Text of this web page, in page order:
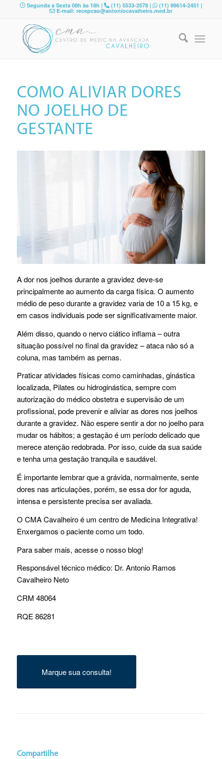
Segunda a Sexta 08h às 18h | (11) 5533-2578 | (11) 99614-2451 |
E-mail: recepcao@antoniocavalheiro.med.br
COMO ALIVIAR DORES
NO JOELHO DE
GESTANTE
A dor nos joelhos durante a gravidez deve-se
principalmente ao aumento da carga física. O aumento
médio de peso durante a gravidez varia de 10 a 15 kg, e
em casos individuais pode ser significativamente maior.
Além disso, quando o nervo ciático inflama – outra
situação possível no final da gravidez – ataca não só a
coluna, mas também as pernas.
Praticar atividades físicas como caminhadas, ginástica
localizada, Pilates ou hidroginástica, sempre com
autorização do médico obstetra e supervisão de um
profissional, pode prevenir e aliviar as dores nos joelhos
durante a gravidez. Não espere sentir a dor no joelho para
mudar os hábitos; a gestação é um período delicado que
merece atenção redobrada. Por isso, cuide da sua saúde
e tenha uma gestação tranquila e saudável.
É importante lembrar que a grávida, normalmente, sente
dores nas articulações, porém, se essa dor for aguda,
intensa e persistente precisa ser avaliada.
O CMA Cavalheiro é um centro de Medicina Integrativa!
Enxergamos o paciente como um todo.
Para saber mais, acesse o nosso blog!
Responsável técnico médico: Dr. Antonio Ramos
Cavalheiro Neto
CRM 48064
RQE 86281
Marque sua consulta!
Compartilhe